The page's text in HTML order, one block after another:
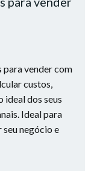
vender com
custos,
ideal dos seus
Ideal para
negócio e